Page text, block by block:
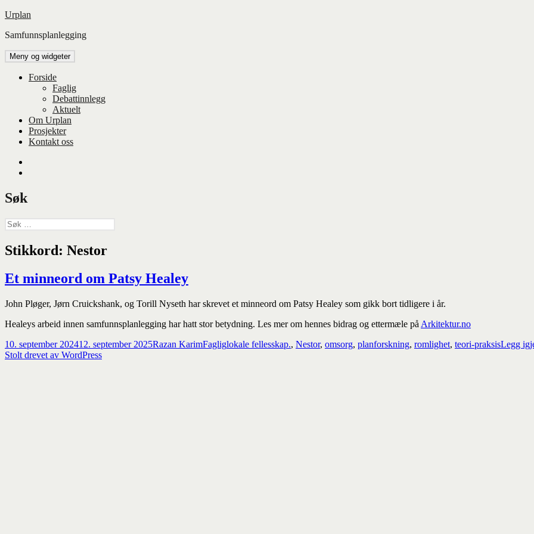
Hopp
innhold
Urplan
Samfunnsplanlegging
Meny og widgeter
Forside
Faglig
Debattinnlegg
Aktuelt
Om Urplan
Prosjekter
Kontakt oss
Søk
Søk
Stikkord: Nestor
Et minneord om Patsy Healey
John Pløger, Jørn Cruickshank, og Torill Nyseth har skrevet et minneord om Patsy Healey som gikk bort tidligere i år.
Healeys arbeid innen samfunnsplanlegging har hatt stor betydning. Les mer om hennes bidrag og ettermæle på Arkitektur.no
Publisert
10. september 202412. september 2025Forfatter
Razan KarimKategorier
FagligStikkord
lokale fellesskap., Nestor, omsorg, planforskning, romlighet, teori-praksisLegg
Stolt drevet av WordPress